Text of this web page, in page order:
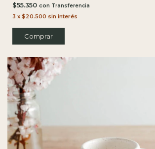
$55.350 con
3 x $20.500 sin interés
Comprar